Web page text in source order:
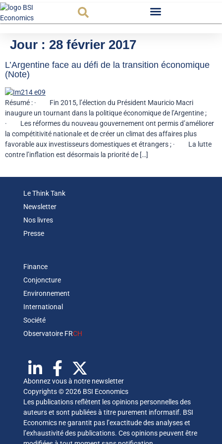
Jour : 28 février 2017
L’Argentine face au défi de la transition économique
(Note)
Résumé : · Fin 2015, l’élection du Président Mauricio Macri
inaugure un tournant dans la politique économique de l’Argentine ;
· Les réformes du nouveau gouvernement ont permis d’améliorer
la compétitivité nationale et de créer un climat des affaires plus
favorable aux investisseurs domestiques et étrangers ; · La lutte
contre l’inflation est désormais la priorité de […]
Le Think Tank
Newsletter
Nos livres
Presse
Finance
Conjoncture
Environnement
International
Société
Observatoire FRCH
Abonnez vous à notre newsletter
Copyrights © 2026 BSI Economics
Les publications reflètent les opinions personnelles des
auteurs et sont publiées à titre purement informatif. BSI
Economics ne garantit pas l’exactitude des analyses et
l’exhaustivité des publications. Ces opinions peuvent être